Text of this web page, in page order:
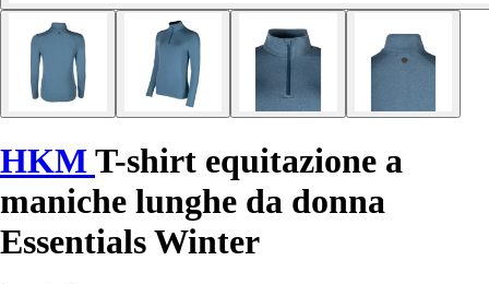
HKMT-shirt equitazione a
maniche lunghe da donna
Essentials Winter